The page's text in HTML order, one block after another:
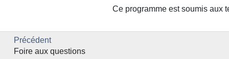
Ce programme est soumis aux
Précédent
Foire aux questions